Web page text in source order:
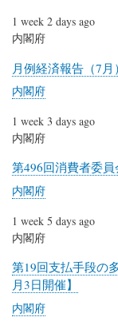
1 week 2 days ago
内閣府
月例経済報告（7月）
内閣府
1 week 3 days ago
内閣府
第496回消費者委員
内閣府
1 week 5 days ago
内閣府
第19回支払手段の
月3日開催】
内閣府